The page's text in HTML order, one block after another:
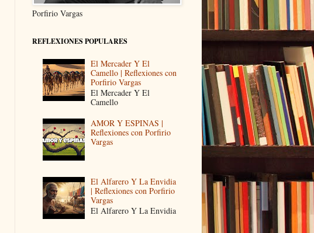
Porfirio Vargas
REFLEXIONES POPULARES
El Mercader Y El
Camello | Reflexiones con
Porfirio Vargas
El Mercader Y El
Camello
AMOR Y ESPINAS |
Reflexiones con Porfirio
Vargas
El Alfarero Y La Envidia
| Reflexiones con Porfirio
Vargas
El Alfarero Y La Envidia